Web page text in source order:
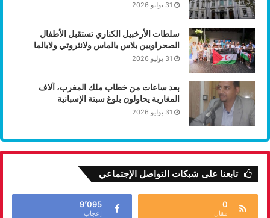
31 يوليو 2026
سلطات الأرخبيل الكناري تستقبل الأطفال
الصحراويين بلاس بالماس ولانثروتي ولابالما
31 يوليو 2026
بعد ساعات من خطاب ملك المغرب، آلاف
المغاربة يحاولون بلوغ سبتة الإسبانية
31 يوليو 2026
تابعنا على شبكات التواصل الإجتماعي
0
مقال
9٬095
إعجاب